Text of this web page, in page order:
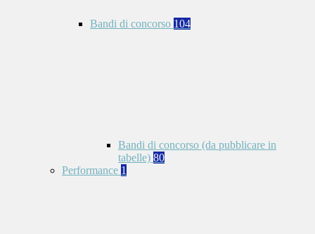
Bandi di concorso 104
Bandi di concorso (da pubblicare in
tabelle) 80
Performance 1